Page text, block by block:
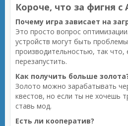
Короче, что за фигня с
Почему игра зависает на
Это просто вопрос
устройств могут быть
производительностью, так что,
перезапустить.
Как получить больше
Золото можно зарабатывать
квестов, но если ты не хочешь
ставь мод.
Есть ли кооператив?